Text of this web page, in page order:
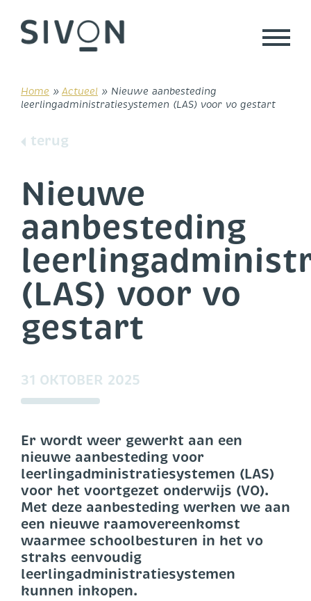
content
Home » Actueel » Nieuwe aanbesteding
leerlingadministratiesystemen (LAS) voor vo gestart
terug
Nieuwe
aanbesteding
(LAS) voor vo
gestart
31 OKTOBER 2025
Er wordt weer gewerkt aan een
nieuwe aanbesteding voor
leerlingadministratiesystemen (LAS)
voor het voortgezet onderwijs (VO).
Met deze aanbesteding werken we aan
een nieuwe raamovereenkomst
waarmee schoolbesturen in het vo
straks eenvoudig
leerlingadministratiesystemen
kunnen inkopen.